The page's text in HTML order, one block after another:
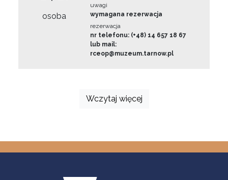
osoba
uwagi
wymagana rezerwacja
rezerwacja
nr telefonu: (+48) 14 657 18 67
lub mail:
rceop@muzeum.tarnow.pl
Wczytaj więcej